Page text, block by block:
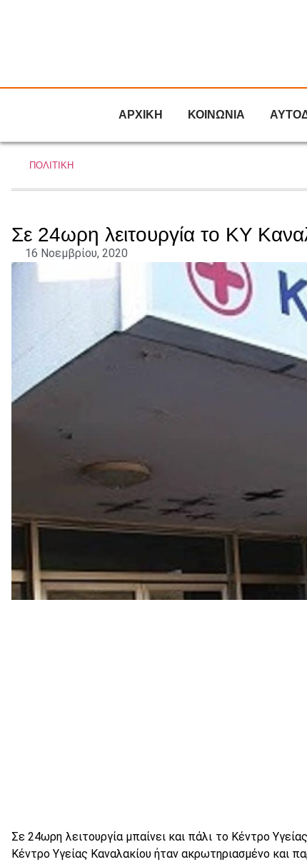
ΑΡΧΙΚΗ ΚΟΙΝΩΝΙΑ
ΠΟΛΙΤΙΚΗ
Σε 24ωρη λειτουργία το ΚΥ
16 Νοεμβρίου, 2020
Σε 24ωρη λειτουργία μπαίνει και πάλι το Κέντρο
Κέντρο Υγείας Καναλακίου ήταν ακρωτηριασμένο και